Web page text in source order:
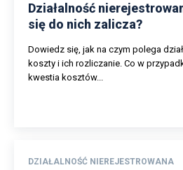
Działalność
się do nich zalicza?
Dowiedz się, jak na czym polega
koszty i ich rozliczanie. Co w
kwestia kosztów...
DZIAŁALNOŚĆ NIEREJESTROWANA